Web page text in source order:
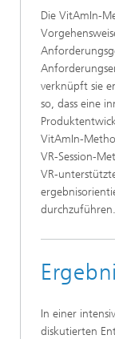
Die VitAmIn-
verknüpft sie
so, dass eine
VitAmIn-
VR-Session-
VR-
durchzuführen.
In einer
diskutierten